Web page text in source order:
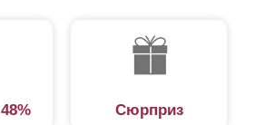
Сюрприз